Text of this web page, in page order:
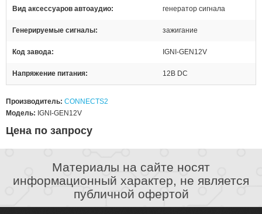
Вид аксессуаров автоаудио генератор сигнала
Генерируемые сигналы зажигание
Код завода IGNI-GEN12V
Напряжение питания 12В DC
Производитель: CONNECTS2
Модель: IGNI-GEN12V
Цена по запросу
Материалы на сайте носят
информационный характер, не является
публичной офертой